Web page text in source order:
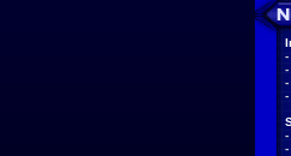
-
-
-
-
-
-